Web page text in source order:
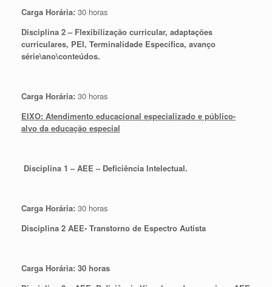
Carga Horária: 30 horas
Disciplina 2 – Flexibilização curricular, adaptações
curriculares, PEI, Terminalidade Específica, avanço
série\ano\conteúdos.
Carga Horária: 30 horas
EIXO: Atendimento educacional especializado e público-
alvo da educação especial
Disciplina 1 – AEE – Deficiência Intelectual.
Carga Horária: 30 horas
Disciplina 2 AEE- Transtorno de Espectro Autista
Carga Horária: 30 horas